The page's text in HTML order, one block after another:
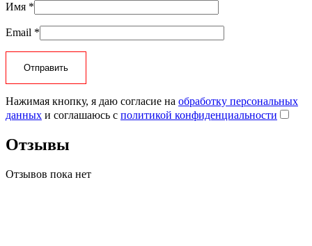
Имя *
Email *
Нажимая кнопку, я даю согласие на обработку персональных
данных и соглашаюсь с политикой конфиденциальности
Отзывы
Отзывов пока нет